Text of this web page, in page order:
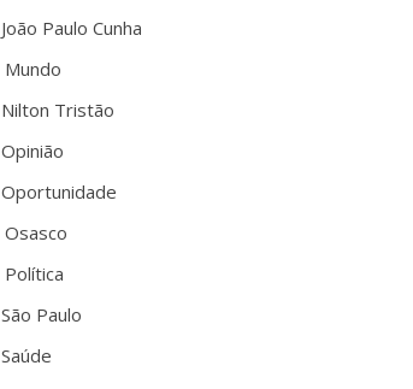
João Paulo Cunha
Mundo
Nilton Tristão
Opinião
Oportunidade
Osasco
Política
São Paulo
Saúde